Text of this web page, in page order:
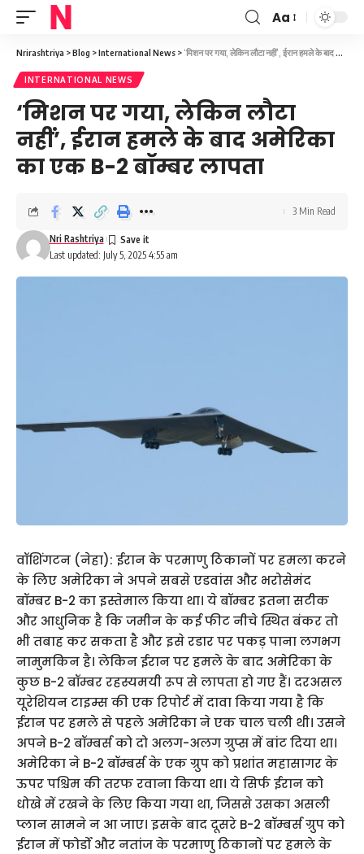
Font
Resizer
Aa
Nrirashtriya >Blog >International News > ‘मिशन पर गया, लेकिन लौटा नहीं’, ईरान हमले के बाद अमेरिका का एक B-2 बॉम्बर लापता
INTERNATIONAL NEWS
‘मिशन पर गया, लेकिन लौटा
नहीं’, ईरान हमले के बाद अमेरिका
का एक B-2 बॉम्बर लापता
Last updated: July 5, 2025 4:55 am
Nri Rashtriya
3 Min Read
वॉशिंगटन (नेहा): ईरान के परमाणु ठिकानों पर हमला करने
के लिए अमेरिका ने अपने सबसे एडवांस और भरोसेमंद
बॉम्बर B-2 का इस्तेमाल किया था। ये बॉम्बर इतना सटीक
और आधुनिक है कि जमीन के कई फीट नीचे स्थित बंकर तो
भी तबाह कर सकता है और इसे रडार पर पकड़ पाना लगभग
नामुमकिन है। लेकिन ईरान पर हमले के बाद अमेरिका के
कुछ B-2 बॉम्बर रहस्यमयी रूप से लापता हो गए हैं। दरअसल
यूरेशियन टाइम्स की एक रिपोर्ट में दावा किया गया है कि
ईरान पर हमले से पहले अमेरिका ने एक चाल चली थी। उसने
अपने B-2 बॉम्बर्स को दो अलग-अलग ग्रुप्स में बांट दिया था।
अमेरिका ने B-2 बॉम्बर्स के एक ग्रुप को प्रशांत महासागर के
ऊपर पश्चिम की तरफ रवाना किया था। ये सिर्फ ईरान को
धोखे में रखने के लिए किया गया था, जिससे उसका असली
प्लान सामने न आ जाए। इसके बाद दूसरे B-2 बॉम्बर्स ग्रुप को
ईरान में फोर्डो और नतांज के परमाणु ठिकानों पर हमले के